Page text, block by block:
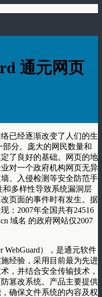
通元网页
已经逐渐改变了人们的生
分。庞大的网民数量和
了良好的基础。网页的地
对一个政府机构网页无异
、入侵检测等安全防范手
多样性导致系统漏洞层
页面的事件时有发生。据
：2007年全国共有24516
域名 的政府网站仅2007
），是通元软件
经验，采用目前最为先进
，并结合安全传输技术，
篡改系统。产品主要提供
确保文件系统的内容及权